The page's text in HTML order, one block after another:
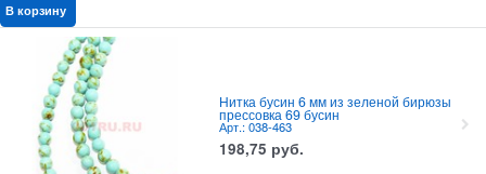
В корзину
Нитка бусин 6 мм из зеленой бирюзы
прессовка 69 бусин
Арт.: 038-463
198,75 руб.